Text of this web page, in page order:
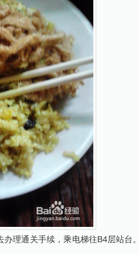
理通关手续，乘电梯往B4层站台。